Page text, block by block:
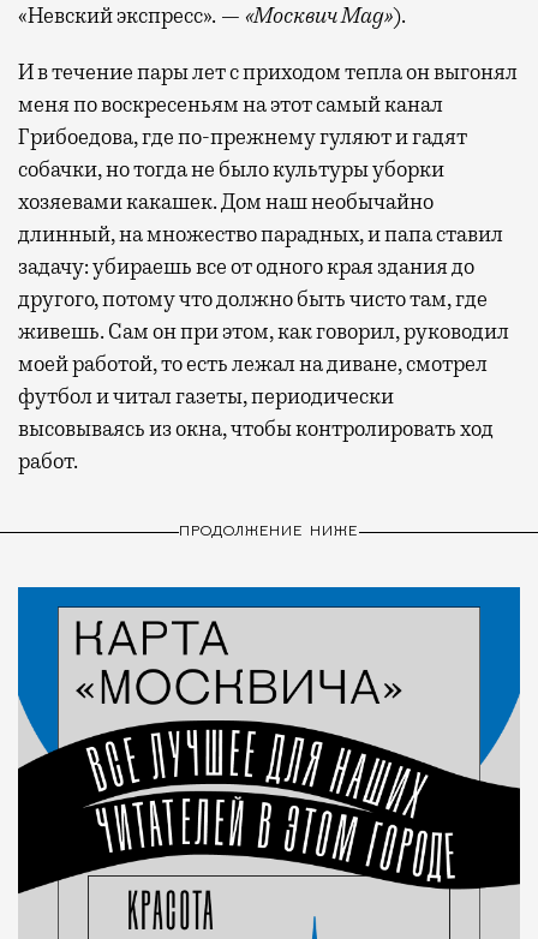
«Невский экспресс». — «Москвич Mag»).
И в течение пары лет с приходом тепла он выгонял
меня по воскресеньям на этот самый канал
Грибоедова, где по-прежнему гуляют и гадят
собачки, но тогда не было культуры уборки
хозяевами какашек. Дом наш необычайно
длинный, на множество парадных, и папа ставил
задачу: убираешь все от одного края здания до
другого, потому что должно быть чисто там, где
живешь. Сам он при этом, как говорил, руководил
моей работой, то есть лежал на диване, смотрел
футбол и читал газеты, периодически
высовываясь из окна, чтобы контролировать ход
работ.
ПРОДОЛЖЕНИЕ НИЖЕ